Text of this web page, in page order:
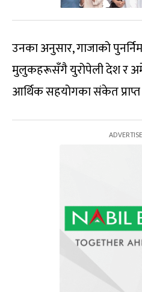
उनका अनुसार, गाजाको
मुलुकहरूसँगै युरोपेली देश र
आर्थिक सहयोगका संकेत